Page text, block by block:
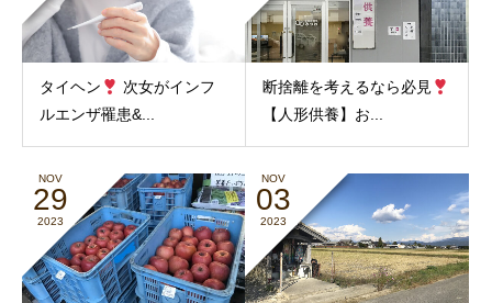
タイヘン
次女がインフ
ルエンザ罹患&...
断捨離を考えるなら必見
【人形供養】お...
NOV
29
2023
NOV
03
2023